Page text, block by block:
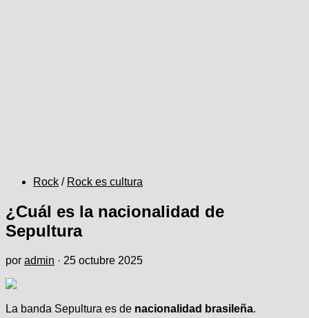
Rock / Rock es cultura
¿Cuál es la nacionalidad de
Sepultura
por admin · 25 octubre 2025
La banda Sepultura es de nacionalidad brasileña.